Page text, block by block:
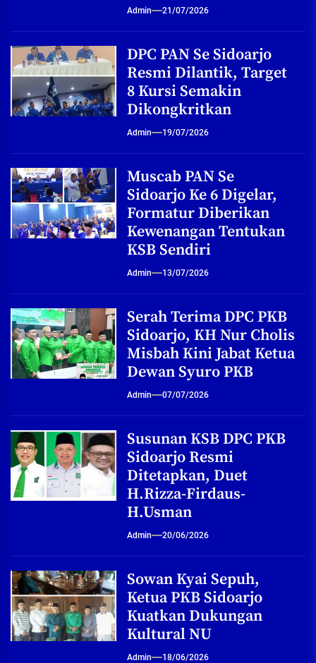
Admin 21/07/2026
DPC PAN Se Sidoarjo
Resmi Dilantik, Target
8 Kursi Semakin
Dikongkritkan
Admin 19/07/2026
Muscab PAN Se
Sidoarjo Ke 6 Digelar,
Formatur Diberikan
Kewenangan Tentukan
KSB Sendiri
Admin 13/07/2026
Serah Terima DPC PKB
Sidoarjo, KH Nur Cholis
Misbah Kini Jabat Ketua
Dewan Syuro PKB
Admin 07/07/2026
Susunan KSB DPC PKB
Sidoarjo Resmi
Ditetapkan, Duet
H.Rizza-Firdaus-
H.Usman
Admin 20/06/2026
Sowan Kyai Sepuh,
Ketua PKB Sidoarjo
Kuatkan Dukungan
Kultural NU
Admin 18/06/2026